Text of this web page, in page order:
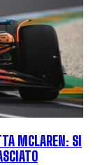
MCLAREN: SI